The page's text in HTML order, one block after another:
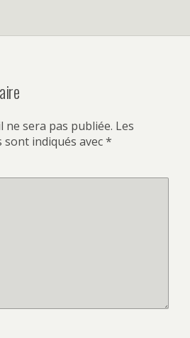
ne sera pas publiée. Les
indiqués avec*